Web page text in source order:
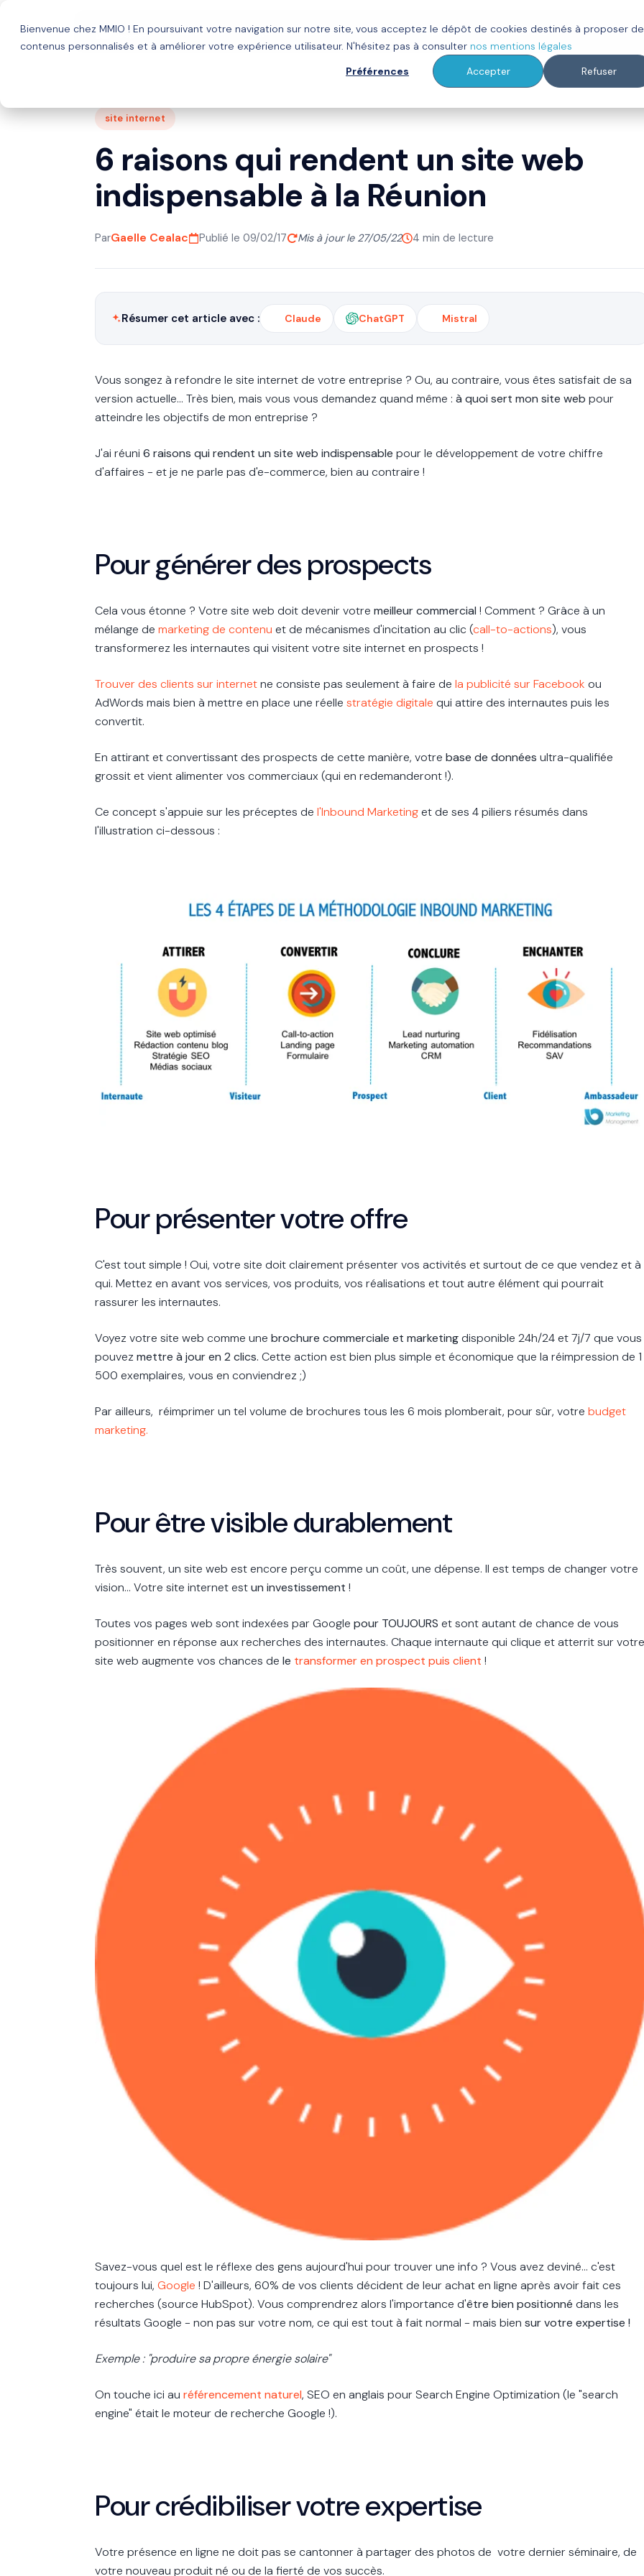
Bienvenue chez MMIO ! En poursuivant votre navigation sur notre site, vous acceptez le dépôt de cookies destinés à proposer
contenus personnalisés et à améliorer votre expérience utilisateur. N'hésitez pas à consulter nos mentions légales
Préférences
Accepter Refuser
Solutions Agence HubSpot Clients À propos Ressources
site internet
6 raisons qui rendent un site web
indispensable à la Réunion
ParGaelle Cealac Publié le 09/02/17 Mis à jour le 27/05/22 4 min de lecture
Résumer cet article avec : Claude ChatGPT Mistral
Vous songez à refondre le site internet de votre entreprise ? Ou, au contraire, vous êtes satisfait de sa
version actuelle… Très bien, mais vous vous demandez quand même : à quoi sert mon site web pour
atteindre les objectifs de mon entreprise ?
J'ai réuni 6 raisons qui rendent un site web indispensable pour le développement de votre chiffre
d'affaires - et je ne parle pas d'e-commerce, bien au contraire !
Pour générer des prospects
Cela vous étonne ? Votre site web doit devenir votre meilleur commercial ! Comment ? Grâce à un
mélange de marketing de contenu et de mécanismes d'incitation au clic (call-to-actions), vous
transformerez les internautes qui visitent votre site internet en prospects !
Trouver des clients sur internetne consiste pas seulement à faire de la publicité sur Facebook ou
AdWords mais bien à mettre en place une réelle stratégie digitale qui attire des internautes puis les
convertit.
En attirant et convertissant des prospects de cette manière, votre base de données ultra-qualifiée
grossit et vient alimenter vos commerciaux (qui en redemanderont !).
Ce concept s'appuie sur les préceptes de l'Inbound Marketinget de ses 4 piliers résumés dans
l'illustration ci-dessous :
Pour présenter votre offre
C'est tout simple ! Oui, votre site doit clairement présenter vos activités et surtout de ce que vendez et à
qui. Mettez en avant vos services, vos produits, vos réalisations et tout autre élément qui pourrait
rassurer les internautes.
Voyez votre site web comme une brochure commerciale et marketingdisponible 24h/24 et 7j/7 que vous
pouvez mettre à jour en 2 clics. Cette action estbien plus simple et économique que la réimpression de 1
500 exemplaires, vous en conviendrez ;)
Par ailleurs, réimprimer un tel volume de brochures tous les 6 mois plomberait, pour sûr, votre budget
marketing.
Pour être visible durablement
Très souvent, un site web est encore perçu comme un coût, une dépense. Il est temps de changer votre
vision… Votre site internet estun investissement !
Toutes vos pages web sont indexées par Google pour TOUJOURS et sont autant de chance de vous
positionner en réponse aux recherches des internautes. Chaque internaute qui clique et atterrit sur votre
site web augmente vos chances de le transformer en prospect puis client !
Savez-vous quel est le réflexe des gens aujourd'hui pour trouver une info ? Vous avez deviné... c'est
toujours lui, Google ! D'ailleurs, 60% de vos clients décident de leur achat en ligne après avoir fait ces
recherches (source HubSpot). Vous comprendrez alors l'importance d'être bien positionné dans les
résultats Google - non pas sur votre nom, ce qui est tout à fait normal - mais bien sur votre expertise !
Exemple : "produire sa propre énergie solaire"
On touche ici au référencement naturel, SEO en anglais pour Search Engine Optimization (le "search
engine" était le moteur de recherche Google !).
Pour crédibiliser votre expertise
Votre présence en ligne ne doit pas se cantonner à partager des photos de votre dernier séminaire, de
votre nouveau produit né ou de la fierté de vos succès.